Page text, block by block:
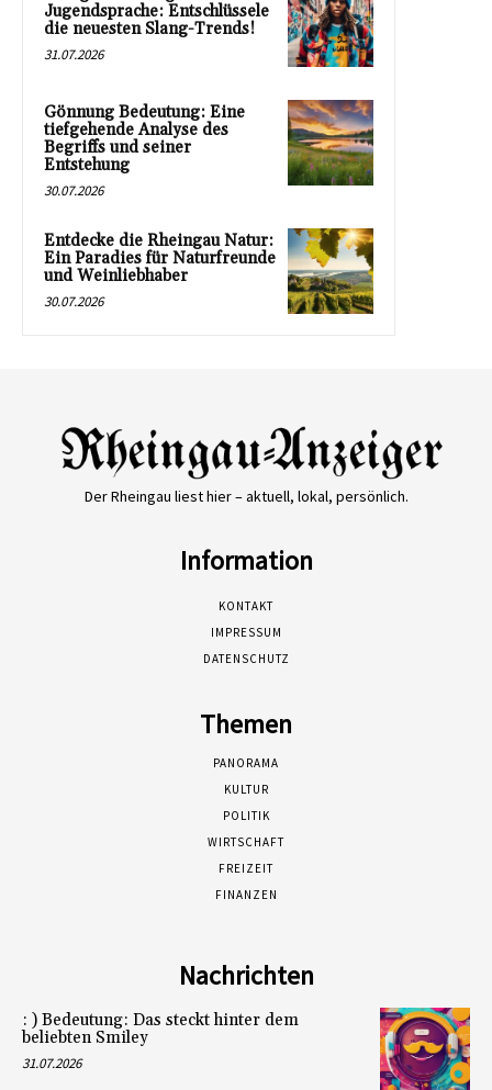
Jugendsprache: Entschlüssele
die neuesten Slang-Trends!
31.07.2026
Gönnung Bedeutung: Eine
tiefgehende Analyse des
Begriffs und seiner
Entstehung
30.07.2026
Entdecke die Rheingau Natur:
Ein Paradies für Naturfreunde
und Weinliebhaber
30.07.2026
Der Rheingau liest hier – aktuell, lokal, persönlich.
Information
KONTAKT
IMPRESSUM
DATENSCHUTZ
Themen
PANORAMA
KULTUR
POLITIK
WIRTSCHAFT
FREIZEIT
FINANZEN
Nachrichten
: ) Bedeutung: Das steckt hinter dem
beliebten Smiley
31.07.2026